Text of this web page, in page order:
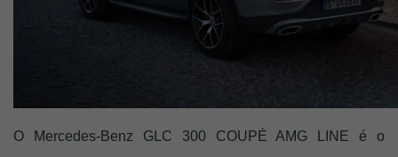
O Mercedes-Benz GLC 300 COUPÉ AMG LINE é o